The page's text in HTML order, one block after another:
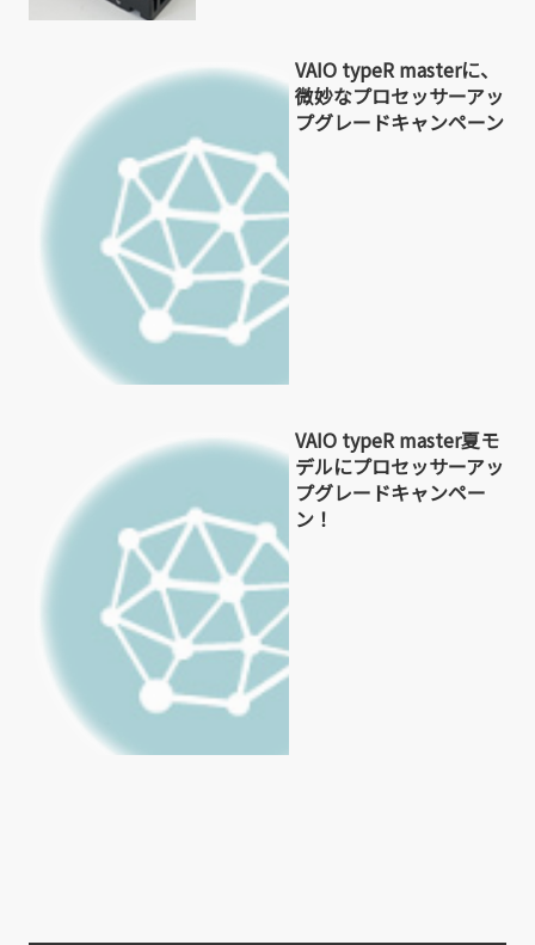
VAIO typeR masterに、
微妙なプロセッサーアッ
プグレードキャンペーン
VAIO typeR master夏モ
デルにプロセッサーアッ
プグレードキャンペー
ン！